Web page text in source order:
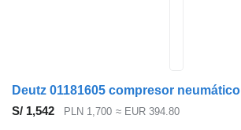
Deutz 01181605 compresor neumático
S/ 1,542
PLN 1,700 ≈ EUR 394.80